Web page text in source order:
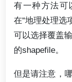
有一种方法可
在“地理处理选
可以选择覆盖
的shapefile。
但是请注意，